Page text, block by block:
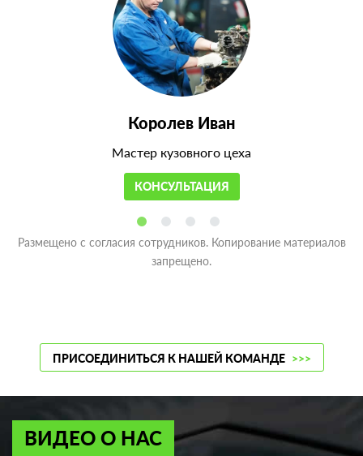
Королев Иван
Мастер кузовного цеха
КОНСУЛЬТАЦИЯ
Размещено с согласия сотрудников. Копирование материалов
запрещено.
ПРИСОЕДИНИТЬСЯ К НАШЕЙ КОМАНДЕ >>>
ВИДЕО О НАС